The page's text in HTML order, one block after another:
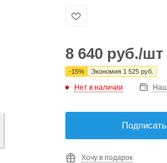
8 640 руб./шт
-15% Экономия 1 525 руб.
Нет в наличии
Хочу в подарок